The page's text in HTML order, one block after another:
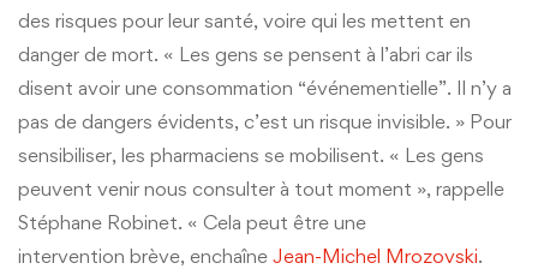
des risques pour leur santé, voire qui les mettent en
danger de mort. « Les gens se pensent à l’abri car ils
disent avoir une consommation “événementielle”. Il n’y a
pas de dangers évidents, c’est un risque invisible. » Pour
sensibiliser, les pharmaciens se mobilisent. « Les gens
peuvent venir nous consulter à tout moment », rappelle
Stéphane Robinet. « Cela peut être une
intervention brève, enchaîne Jean-Michel Mrozovski.